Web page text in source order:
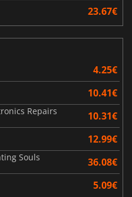
23.67€
4.25€
10.41€
Repairs 10.31€
12.99€
Souls 36.08€
5.09€